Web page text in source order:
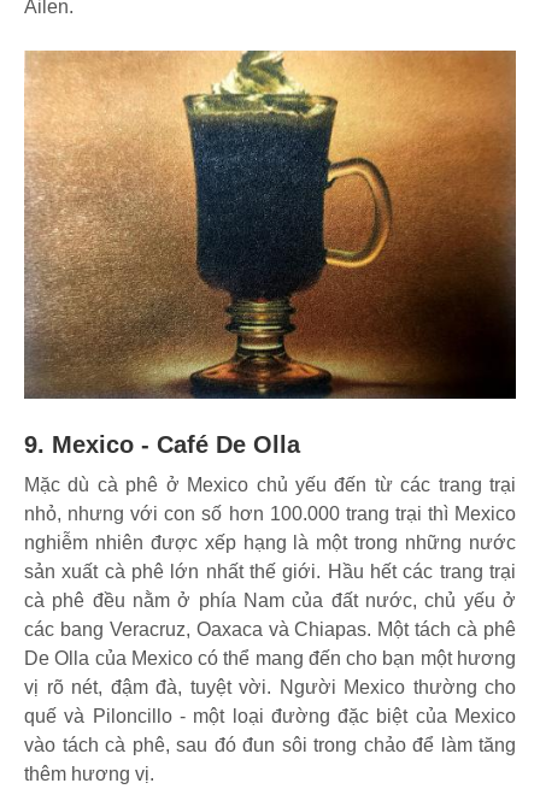
Ailen.
9. Mexico - Café De Olla
Mặc dù cà phê ở Mexico chủ yếu đến từ các trang trại
nhỏ, nhưng với con số hơn 100.000 trang trại thì Mexico
nghiễm nhiên được xếp hạng là một trong những nước
sản xuất cà phê lớn nhất thế giới. Hầu hết các trang trại
cà phê đều nằm ở phía Nam của đất nước, chủ yếu ở
các bang Veracruz, Oaxaca và Chiapas. Một tách cà phê
De Olla của Mexico có thể mang đến cho bạn một hương
vị rõ nét, đậm đà, tuyệt vời. Người Mexico thường cho
quế và Piloncillo - một loại đường đặc biệt của Mexico
vào tách cà phê, sau đó đun sôi trong chảo để làm tăng
thêm hương vị.